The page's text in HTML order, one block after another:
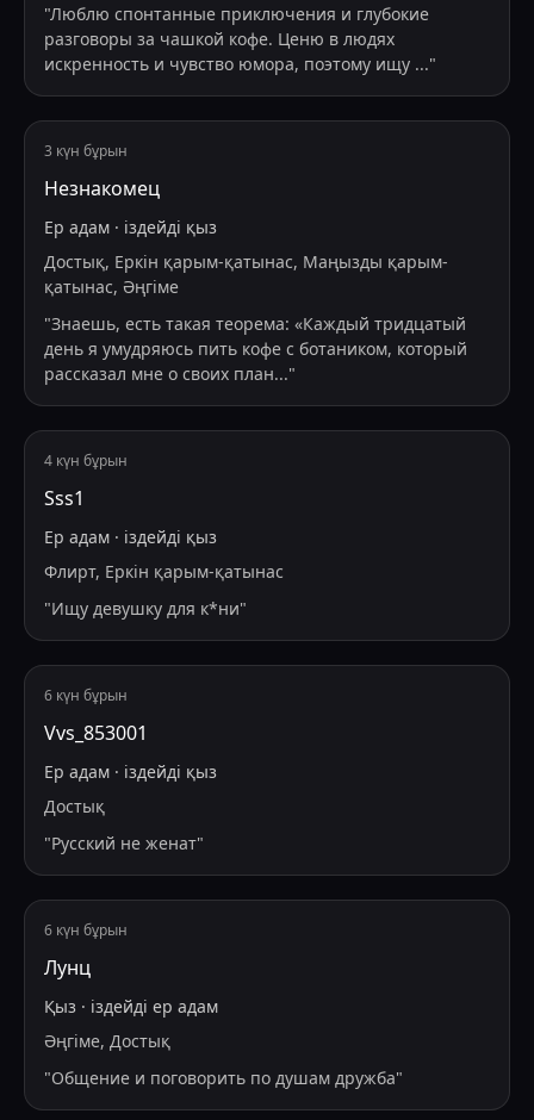
"Люблю спонтанные приключения и глубокие
разговоры за чашкой кофе. Ценю в людях
искренность и чувство юмора, поэтому ищу ..."
3 күн бұрын
Незнакомец
Ер адам · іздейді қыз
Достық, Еркін қарым-қатынас, Маңызды қарым-
қатынас, Әңгіме
"Знаешь, есть такая теорема: «Каждый тридцатый
день я умудряюсь пить кофе с ботаником, который
рассказал мне о своих план..."
4 күн бұрын
Sss1
Ер адам · іздейді қыз
Флирт, Еркін қарым-қатынас
"Ищу девушку для к*ни"
6 күн бұрын
Vvs_853001
Ер адам · іздейді қыз
Достық
"Русский не женат"
6 күн бұрын
Лунц
Қыз · іздейді ер адам
Әңгіме, Достық
"Общение и поговорить по душам дружба"